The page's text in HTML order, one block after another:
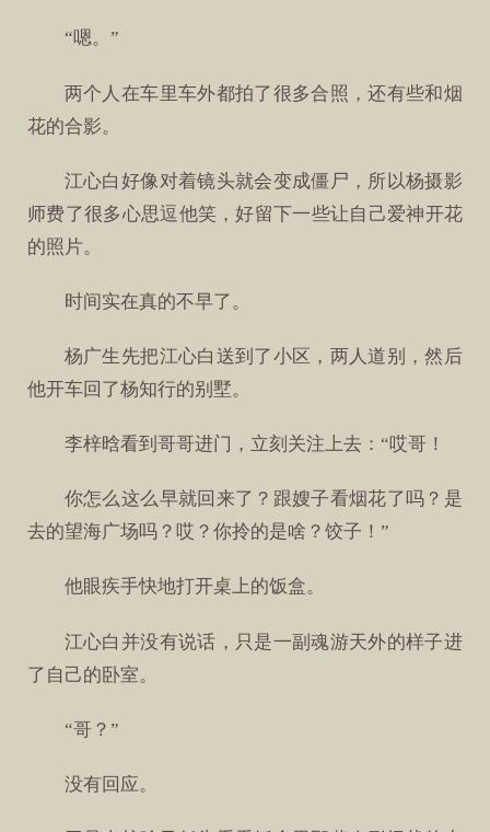
“嗯。”
两个人在车里车外都拍了很多合照，还有些和烟
花的合影。
江心白好像对着镜头就会变成僵尸，所以杨摄影
师费了很多心思逗他笑，好留下一些让自己爱神开花
的照片。
时间实在真的不早了。
杨广生先把江心白送到了小区，两人道别，然后
他开车回了杨知行的别墅。
李梓晗看到哥哥进门，立刻关注上去：“哎哥！
你怎么这么早就回来了？跟嫂子看烟花了吗？是
去的望海广场吗？哎？你拎的是啥？饺子！”
他眼疾手快地打开桌上的饭盒。
江心白并没有说话，只是一副魂游天外的样子进
了自己的卧室。
“哥？”
没有回应。